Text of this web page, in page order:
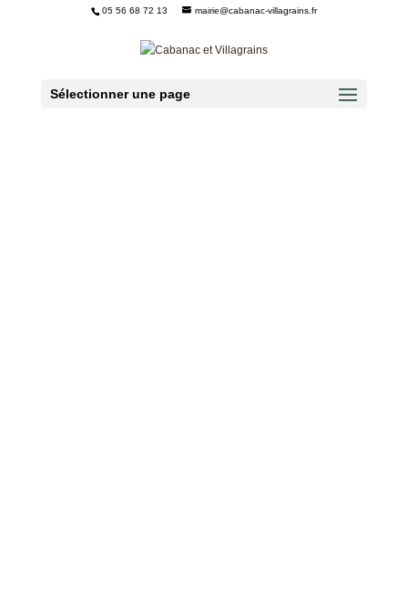
05 56 68 72 13 mairie@cabanac-villagrains.fr
Sélectionner une page